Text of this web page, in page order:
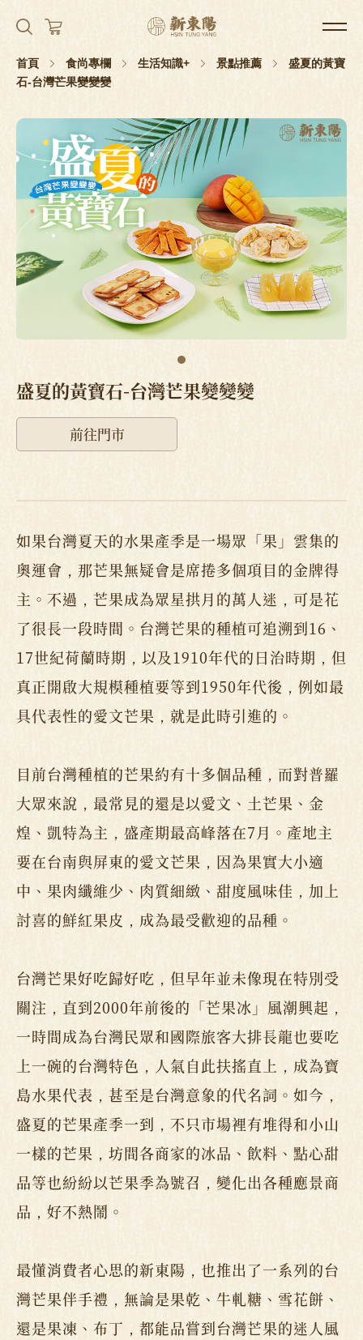
首頁 食尚專欄 生活知識+ 景點推薦
盛夏的黃寶
石-台灣芒果變變變
盛夏的黃寶石-台灣芒果變變變
前往門市
如果台灣夏天的水果產季是一場眾「果」雲集的
奧運會，那芒果無疑會是席捲多個項目的金牌得
主。不過，芒果成為眾星拱月的萬人迷，可是花
了很長一段時間。台灣芒果的種植可追溯到16、
17世紀荷蘭時期，以及1910年代的日治時期，但
真正開啟大規模種植要等到1950年代後，例如最
具代表性的愛文芒果，就是此時引進的。
目前台灣種植的芒果約有十多個品種，而對普羅
大眾來說，最常見的還是以愛文、土芒果、金
煌、凱特為主，盛產期最高峰落在7月。產地主
要在台南與屏東的愛文芒果，因為果實大小適
中、果肉纖維少、肉質細緻、甜度風味佳，加上
討喜的鮮紅果皮，成為最受歡迎的品種。
台灣芒果好吃歸好吃，但早年並未像現在特別受
關注，直到2000年前後的「芒果冰」風潮興起，
一時間成為台灣民眾和國際旅客大排長龍也要吃
上一碗的台灣特色，人氣自此扶搖直上，成為寶
島水果代表，甚至是台灣意象的代名詞。如今，
盛夏的芒果產季一到，不只市場裡有堆得和小山
一樣的芒果，坊間各商家的冰品、飲料、點心甜
品等也紛紛以芒果季為號召，變化出各種應景商
品，好不熱鬧。
最懂消費者心思的新東陽，也推出了一系列的台
灣芒果伴手禮，無論是果乾、牛軋糖、雪花餅、
還是果凍、布丁，都能品嘗到台灣芒果的迷人風